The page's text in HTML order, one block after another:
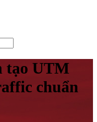
tạo UTM
chuẩn